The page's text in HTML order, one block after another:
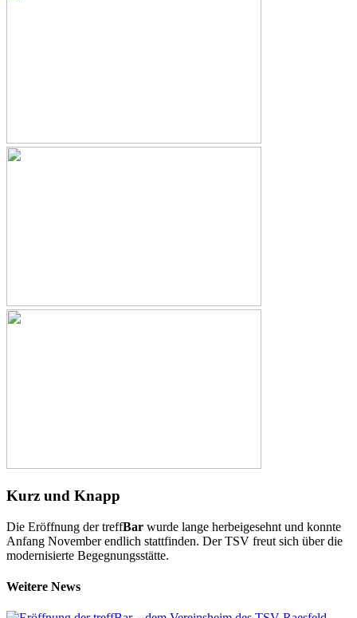
Kurz und Knapp
Die Eröffnung der treffBar wurde lange herbeigesehnt und konnte
Anfang November endlich stattfinden. Der TSV freut sich über die
modernisierte Begegnungsstätte.
Weitere News